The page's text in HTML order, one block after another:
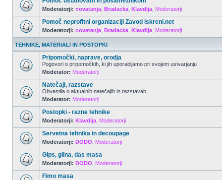
Moderatorji: novatanja Bradacka Klavdija Moderatorji
Pomoč neprofitni organizaciji Zavod iskreni.net
Moderatorji: novatanja Bradacka Klavdija Moderatorji
TEHNIKE, MATERIALI IN POSTOPKI
Pripomočki, naprave, orodja
Pogovori o pripomočkih, ki jih uporabljamo pri svojem ustvarjanju
Moderator: Moderatorji
Natečaji, razstave
Obvestila o aktualnih natečajih in razstavah
Moderator: Moderatorji
Postopki - razne tehnike
Moderatorji: Klavdija Moderatorji
Servetna tehnika in decoupage
Moderatorji: DODO Moderatorji
Gips, glina, das masa
Moderatorji: DODO Moderatorji
Fimo masa